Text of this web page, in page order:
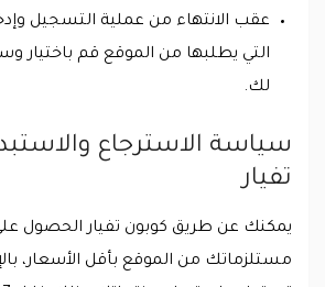
عقب الانتهاء من عملية التسجيل
التي يطلبها من الموقع قم باختيار
لك.
سياسة الاسترجاع
تفيار
يمكنك عن طريق كوبون تفيار الحصول
مستلزماتك من الموقع بأقل الأسعار،